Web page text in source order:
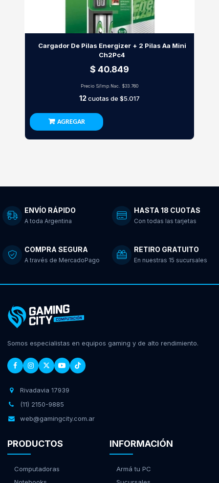
Cargador De Pilas Energizer + 2 Pilas Aa Mini
Ch2Pc4
$ 40.849
Precio S/Imp.Nac. $33.760
12cuotas de $5.017
AGREGAR
ENVÍO RÁPIDO
A toda Argentina
HASTA 18 CUOTAS
Con todas las tarjetas
COMPRA SEGURA
A través de MercadoPago
RETIRO GRATUITO
En nuestras 15 sucursales
Somos especialistas en equipos gaming y de alto rendimiento.
Rivadavia 17939
(11) 2150-9885
web@gamingcity.com.ar
PRODUCTOS
Computadoras
INFORMACIÓN
Armá tu PC